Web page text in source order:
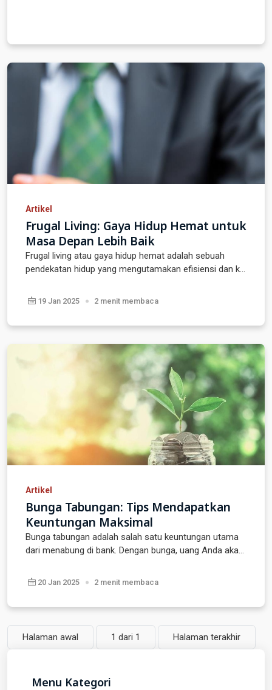
Artikel
Frugal Living: Gaya Hidup Hemat untuk
Masa Depan Lebih Baik
Frugal living atau gaya hidup hemat adalah sebuah
pendekatan hidup yang mengutamakan efisiensi dan k...
19 Jan 2025 2 menit membaca
Artikel
Bunga Tabungan: Tips Mendapatkan
Keuntungan Maksimal
Bunga tabungan adalah salah satu keuntungan utama
dari menabung di bank. Dengan bunga, uang Anda aka...
20 Jan 2025 2 menit membaca
Halaman awal 1 dari 1 Halaman terakhir
Menu Kategori